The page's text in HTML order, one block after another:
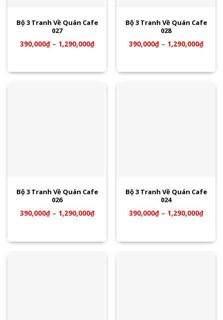
Bộ 3 Tranh Về Quán Cafe
027
390,000₫– 1,290,000₫
Bộ 3 Tranh Về Quán Cafe
028
390,000₫– 1,290,000₫
Bộ 3 Tranh Về Quán Cafe
026
390,000₫– 1,290,000₫
Bộ 3 Tranh Về Quán Cafe
024
390,000₫– 1,290,000₫